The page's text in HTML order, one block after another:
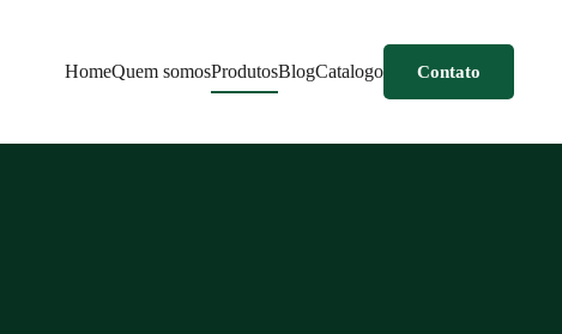
HomeQuem somosProdutosBlogCatalogo Contato